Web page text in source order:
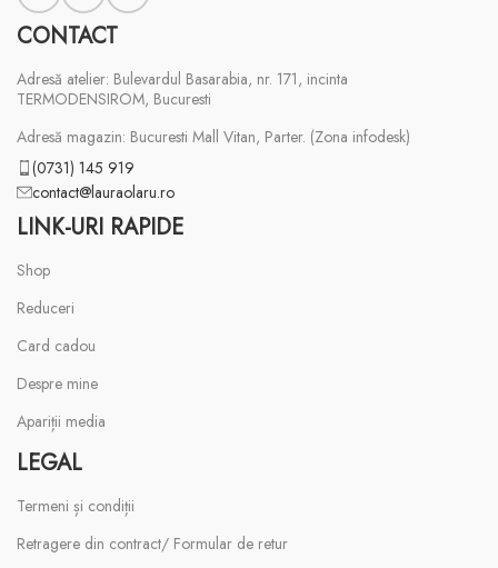
CONTACT
Adresă atelier: Bulevardul Basarabia, nr. 171, incinta
TERMODENSIROM, Bucuresti
Adresă magazin: Bucuresti Mall Vitan, Parter. (Zona infodesk)
(0731) 145 919
contact@lauraolaru.ro
LINK-URI RAPIDE
Shop
Reduceri
Card cadou
Despre mine
Apariții media
LEGAL
Termeni și condiții
Retragere din contract/ Formular de retur